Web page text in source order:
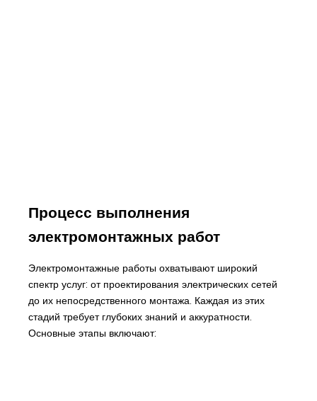
Процесс выполнения
электромонтажных работ
Электромонтажные работы охватывают широкий
спектр услуг: от проектирования электрических сетей
до их непосредственного монтажа. Каждая из этих
стадий требует глубоких знаний и аккуратности.
Основные этапы включают: